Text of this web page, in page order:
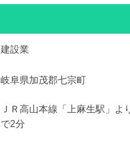
建設業
岐阜県加茂郡七宗町
ＪＲ高山本線「上麻生駅」よ
で2分